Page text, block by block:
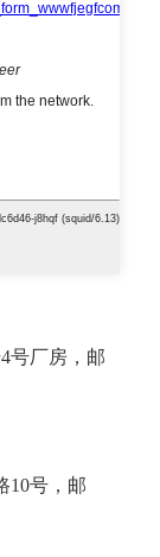
号厂房，邮
10号，邮